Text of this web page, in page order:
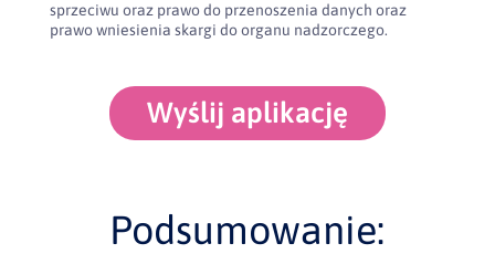
sprzeciwu oraz prawo do przenoszenia danych oraz
prawo wniesienia skargi do organu nadzorczego.
Wyślij aplikację
Podsumowanie: